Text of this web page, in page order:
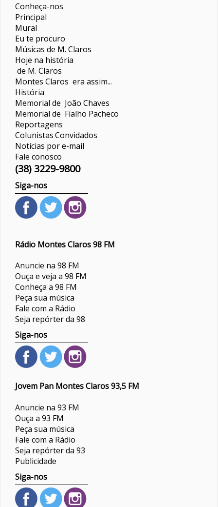
Conheça-nos
Principal
Mural
Eu te procuro
Músicas de M. Claros
Hoje na história
de M. Claros
Montes Claros era assim...
História
Memorial de João Chaves
Memorial de Fialho Pacheco
Reportagens
ColunistasConvidados
Notícias por e-mail
Fale conosco
(38) 3229-9800
Siga-nos
Rádio Montes Claros 98 FM
Anuncie na 98 FM
Ouça e veja a 98 FM
Conheça a 98 FM
Peça sua música
Fale com a Rádio
Seja repórter da 98
Siga-nos
Jovem Pan Montes Claros 93,5 FM
Anuncie na 93 FM
Ouça a 93 FM
Peça sua música
Fale com a Rádio
Seja repórter da 93
Publicidade
Siga-nos